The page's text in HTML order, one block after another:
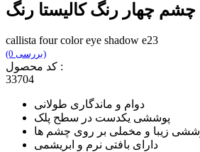
callista four color eye shadow e23
(0 بررسی)
کد محصول :
33704
دوام و ماندگاری طولانی
پوششی یکدست در سطح پلک
زیبا و مخملی بر روی چشم ها
دارای بافتی نرم و ابریشمی